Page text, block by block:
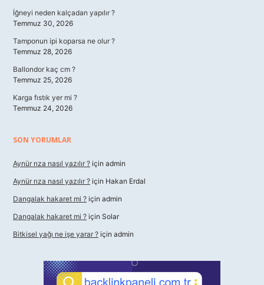
İğneyi neden kalçadan yapılır ?
Temmuz 30, 2026
Tamponun ipi koparsa ne olur ?
Temmuz 28, 2026
Ballondor kaç cm ?
Temmuz 25, 2026
Karga fıstık yer mi ?
Temmuz 24, 2026
SON YORUMLAR
Aynür rıza nasıl yazılır ? için admin
Aynür rıza nasıl yazılır ? için Hakan Erdal
Dangalak hakaret mi ? için admin
Dangalak hakaret mi ? için Solar
Bitkisel yağı ne işe yarar ? için admin